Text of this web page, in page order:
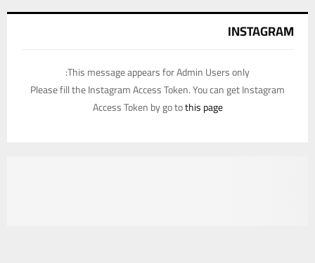
INSTAGRAM
This message appears for Admin Users only:
Please fill the Instagram Access Token. You can get Instagram
Access Token by go tothis page